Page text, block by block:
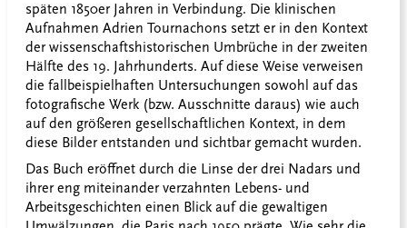
späten 1850er Jahren in Verbindung. Die klinischen
Aufnahmen Adrien Tournachons setzt er in den Kontext
der wissenschaftshistorischen Umbrüche in der zweiten
Hälfte des 19. Jahrhunderts. Auf diese Weise verweisen
die fallbeispielhaften Untersuchungen sowohl auf das
fotografische Werk (bzw. Ausschnitte daraus) wie auch
auf den größeren gesellschaftlichen Kontext, in dem
diese Bilder entstanden und sichtbar gemacht wurden.
Das Buch eröffnet durch die Linse der drei Nadars und
ihrer eng miteinander verzahnten Lebens- und
Arbeitsgeschichten einen Blick auf die gewaltigen